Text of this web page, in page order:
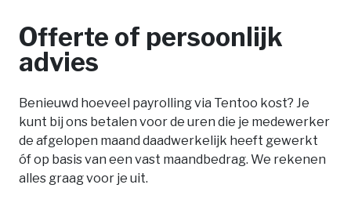
Offerte of persoonlijk
advies
Benieuwd hoeveel payrolling via Tentoo kost? Je
kunt bij ons betalen voor de uren die je medewerker
de afgelopen maand daadwerkelijk heeft gewerkt
óf op basis van een vast maandbedrag. We rekenen
alles graag voor je uit.